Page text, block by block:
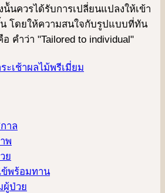
นควรได้รับการเปลี่ยนแปลงให้เข้า
โดยให้ความสนใจกับรูปแบบที่ทัน
คําว่า "Tailored to individual"
ะเช้าผลไม้พรีเมี่ยม
าล
พ
ย
ข้พร้อมทาน
ผู้ป่วย